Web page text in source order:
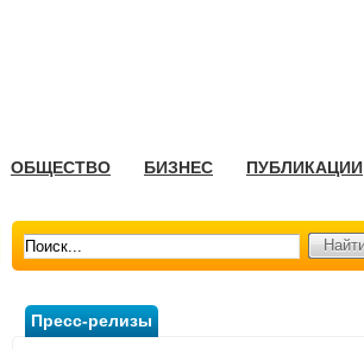
ОБЩЕСТВО БИЗНЕС
ПУБЛИКАЦИИ
Пресс-релизы